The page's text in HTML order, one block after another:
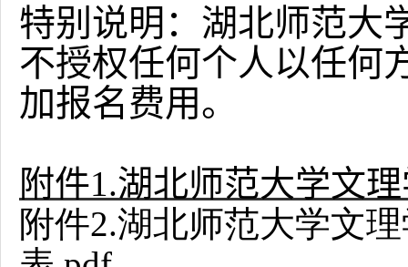
特别说明：湖北师范大
不授权任何个人以任何
加报名费用。
附件1.湖北师范大学文
附件2.湖北师范大学文